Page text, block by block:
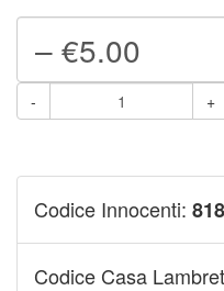
- +
Codice Innocenti:
Codice Casa